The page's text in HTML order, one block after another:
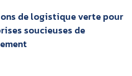
de logistique verte pour
soucieuses de